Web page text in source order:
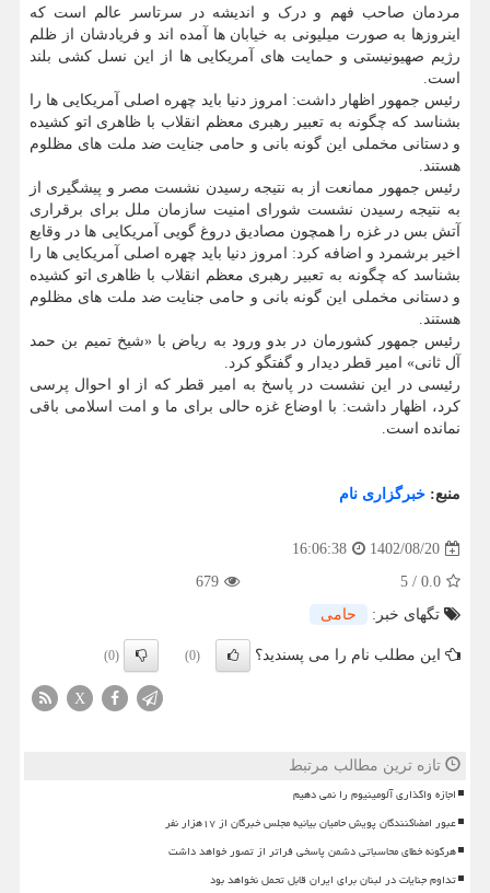
مردمان صاحب فهم و درک و اندیشه در سرتاسر عالم است که
اینروزها به صورت میلیونی به خیابان ها آمده اند و فریادشان از ظلم
رژیم صهیونیستی و حمایت های آمریکایی ها از این نسل کشی بلند
است.
رئیس جمهور اظهار داشت: امروز دنیا باید چهره اصلی آمریکایی ها را
بشناسد که چگونه به تعبیر رهبری معظم انقلاب با ظاهری اتو کشیده
و دستانی مخملی این گونه بانی و حامی جنایت ضد ملت های مظلوم
هستند.
رئیس جمهور ممانعت از به نتیجه رسیدن نشست مصر و پیشگیری از
به نتیجه رسیدن نشست شورای امنیت سازمان ملل برای برقراری
آتش بس در غزه را همچون مصادیق دروغ گویی آمریکایی ها در وقایع
اخیر برشمرد و اضافه کرد: امروز دنیا باید چهره اصلی آمریکایی ها را
بشناسد که چگونه به تعبیر رهبری معظم انقلاب با ظاهری اتو کشیده
و دستانی مخملی این گونه بانی و حامی جنایت ضد ملت های مظلوم
هستند.
رئیس جمهور کشورمان در بدو ورود به ریاض با «شیخ تمیم بن حمد
آل ثانی» امیر قطر دیدار و گفتگو کرد.
رئیسی در این نشست در پاسخ به امیر قطر که از او احوال پرسی
کرد، اظهار داشت: با اوضاع غزه حالی برای ما و امت اسلامی باقی
نمانده است.
منبع: خبرگزاری نام
1402/08/20
16:06:38
0.0
/
5
679
تگهای خبر:
حامی
این مطلب نام را می پسندید؟ (0)
(0)
X
تازه ترین مطالب مرتبط
اجازه واگذاری آلومینیوم را نمی دهیم
عبور امضاکنندگان پویش حامیان بیانیه مجلس خبرگان از ۱۷هزار نفر
هرگونه خطای محاسباتی دشمن پاسخی فراتر از تصور خواهد داشت
تداوم جنایات در لبنان برای ایران قابل تحمل نخواهد بود